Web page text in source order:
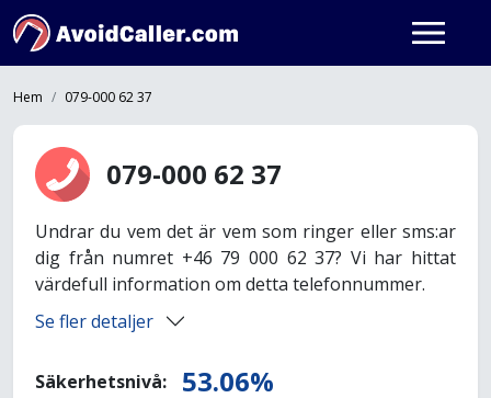
Hem 079-000 62 37
079-000 62 37
Undrar du vem det är vem som ringer eller sms:ar
dig från numret +46 79 000 62 37? Vi har hittat
värdefull information om detta telefonnummer.
Se fler detaljer
Säkerhetsnivå: 53.06%